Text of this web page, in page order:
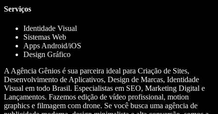
Serviços
Identidade Visual
Sistemas Web
Apps Android/iOS
Design Gráfico
A Agência Gênios é sua parceira ideal para Criação de Sites,
Desenvolvimento de Aplicativos, Design de Marcas, Identidade
Visual em todo Brasil. Especialistas em SEO, Marketing Digital e
Lançamentos. Fazemos edição de vídeo profissional, motion
graphics e filmagem com drone. Se você busca uma agência de